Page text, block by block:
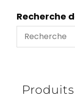
Recherche